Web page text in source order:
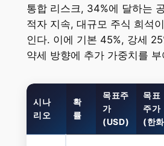
통합 리스크, 34%에 달하는
적자 지속, 대규모 주식 희석
인다. 이에 기본 45%, 강세
약세 방향에 추가 가중치를 부
시나
리오
확
률
목표주
가
(USD)
목표
주가
(한